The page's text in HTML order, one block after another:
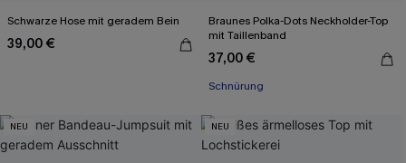
Schwarze Hose mit geradem Bein
39,00 €
Braunes Polka-Dots Neckholder-Top
mit Taillenband
37,00 €
Schnürung
NEU NEU